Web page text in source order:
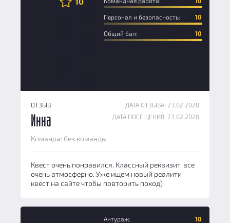
Персонал и безопасность: 10
Общий бал: 10
ОТЗЫВ
ДАТА ОТЗЫВА: 23.02.2020
ДАТА ПОСЕЩЕНИЯ: 23.02.2020
Инна
Команда: без команды
Квест очень понравился. Классный реквизит, все
очень атмосферно. Уже ищем новый реалити
квест на сайте чтобы повторить поход)
Антураж: 10